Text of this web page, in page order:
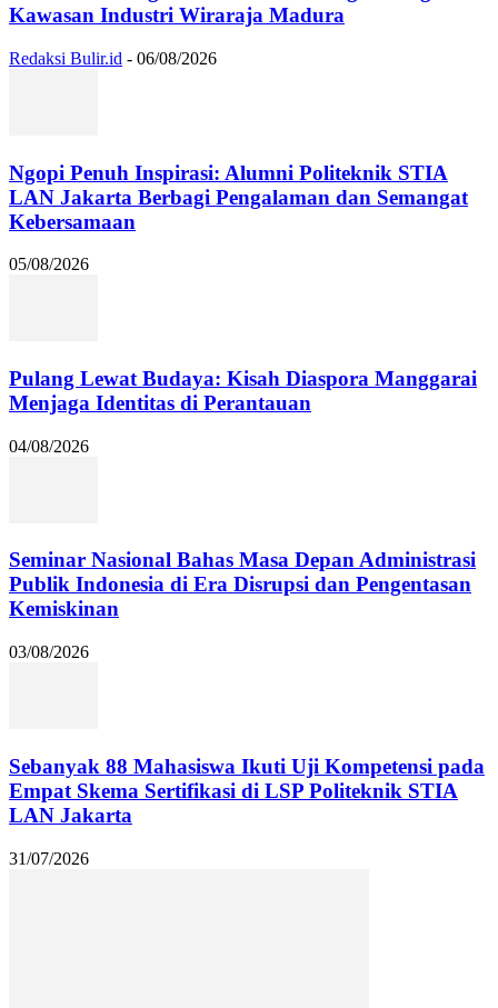
Kawasan Industri Wiraraja Madura
Redaksi Bulir.id - 06/08/2026
Ngopi Penuh Inspirasi: Alumni Politeknik STIA
LAN Jakarta Berbagi Pengalaman dan Semangat
Kebersamaan
05/08/2026
Pulang Lewat Budaya: Kisah Diaspora Manggarai
Menjaga Identitas di Perantauan
04/08/2026
Seminar Nasional Bahas Masa Depan Administrasi
Publik Indonesia di Era Disrupsi dan Pengentasan
Kemiskinan
03/08/2026
Sebanyak 88 Mahasiswa Ikuti Uji Kompetensi pada
Empat Skema Sertifikasi di LSP Politeknik STIA
LAN Jakarta
31/07/2026